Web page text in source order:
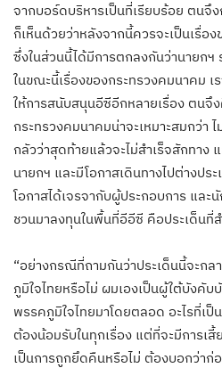
จากบอร์ดบริหารเป็นที่เรียบร้อย ตนจึ
ก็เห็นด้วยว่าหลังจากนี้ควรจะเป็นเรื่อ
ซึ่งในส่วนนี้ได้มีการตกลงกันว่านายกฯ
ในขณะนี้เรื่องของกระทรวงคมนาคม
ให้การสนับสนุนอีซีอีกหลายเรื่อง ตนจึ
กระทรวงคมนาคมน่าจะเหมาะสมกว่า
กลัวว่าสุดท้ายแล้วจะไม่สำเร็จสักทาง
นายกฯ และมีโอกาสเดินทางไปต่างป
โอกาสได้เจรจากับผู้ประกอบการ และ
ชวนมาลงทุนในพื้นที่อีอีซี คือประเด็น
“อย่างกรณีที่ถามกันว่าประเด็นนี้จะกล
ภูมิใจไทยหรือไม่ ผมเองเป็นผู้ใต้บังคั
พรรคภูมิใจไทยมาโดยตลอด อะไรที่เป็
ต้องน้อมรับในทุกเรื่อง แต่ที่จะมีการเ
เป็นการถูกยึดคืนหรือไม่ ต้องบอกว่าก่